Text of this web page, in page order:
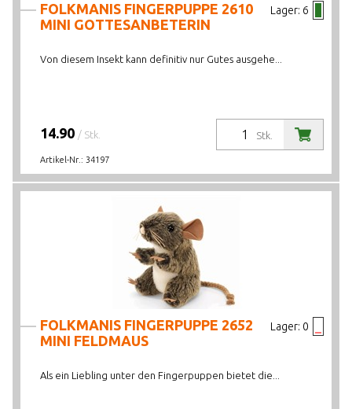
Lager: 6
FOLKMANIS FINGERPUPPE 2610
MINI GOTTESANBETERIN
Von diesem Insekt kann definitiv nur Gutes ausgehe...
Stk.
14.90 / Stk.
Artikel-Nr.: 34197
Lager: 0
FOLKMANIS FINGERPUPPE 2652
MINI FELDMAUS
Als ein Liebling unter den Fingerpuppen bietet die...